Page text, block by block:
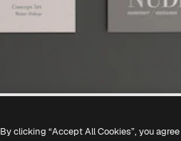
By clicking “Accept All Cookies”, you